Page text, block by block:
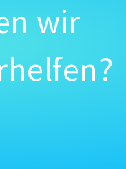
wir